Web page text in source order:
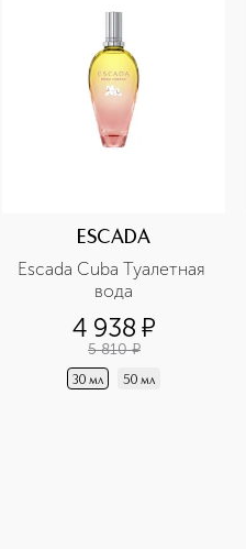
ESCADA
Escada Cuba Туалетная
вода
4 938 ¤
5 810 ¤
30 мл 50 мл